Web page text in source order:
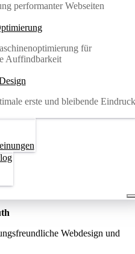
performanter Webseiten
für
Auffindbarkeit
erste und bleibende Eindruck
Webdesign und